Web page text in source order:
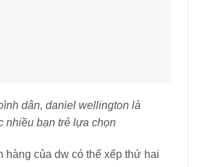
dân, daniel wellington là
nhiều bạn trẻ lựa chọn
hàng của dw có thể xếp thứ hai